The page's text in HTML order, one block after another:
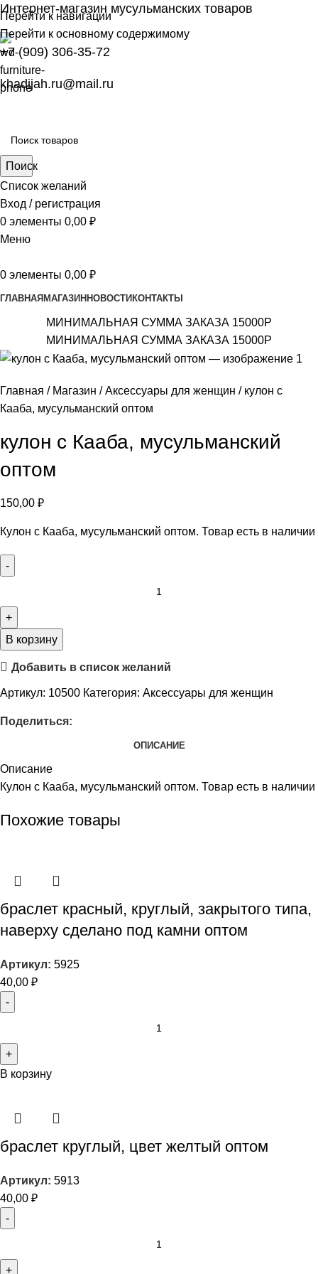
Перейти к навигации
Перейти к основному содержимому
Интернет-магазин мусульманских товаров
+7 (909) 306-35-72
khadijah.ru@mail.ru
Поиск
Список желаний
Вход / регистрация
0 элементы 0,00 ₽
Меню
0 элементы 0,00 ₽
ГЛАВНАЯ МАГАЗИН НОВОСТИ КОНТАКТЫ
МИНИМАЛЬНАЯ СУММА ЗАКАЗА 15000Р
МИНИМАЛЬНАЯ СУММА ЗАКАЗА 15000Р
Главная Магазин Аксессуары для женщин
кулон с
Кааба, мусульманский оптом
кулон с Кааба, мусульманский
оптом
150,00 ₽
Кулон с Кааба, мусульманский оптом. Товар есть в наличии
В корзину
Добавить в список желаний
Артикул: 10500 Категория: Аксессуары для женщин
Поделиться:
ОПИСАНИЕ
Описание
Кулон с Кааба, мусульманский оптом. Товар есть в наличии
Похожие товары
браслет красный, круглый, закрытого типа,
наверху сделано под камни оптом
Артикул: 5925
40,00 ₽
В корзину
браслет круглый, цвет желтый оптом
Артикул: 5913
40,00 ₽